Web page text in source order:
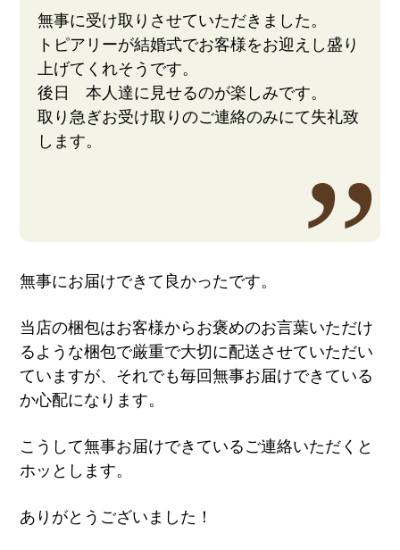
無事に受け取りさせていただきました。
トピアリーが結婚式でお客様をお迎えし盛り
上げてくれそうです。
後日 本人達に見せるのが楽しみです。
取り急ぎお受け取りのご連絡のみにて失礼致
します。
無事にお届けできて良かったです。
当店の梱包はお客様からお褒めのお言葉いただけ
るような梱包で厳重で大切に配送させていただい
ていますが、それでも毎回無事お届けできている
か心配になります。
こうして無事お届けできているご連絡いただくと
ホッとします。
ありがとうございました！